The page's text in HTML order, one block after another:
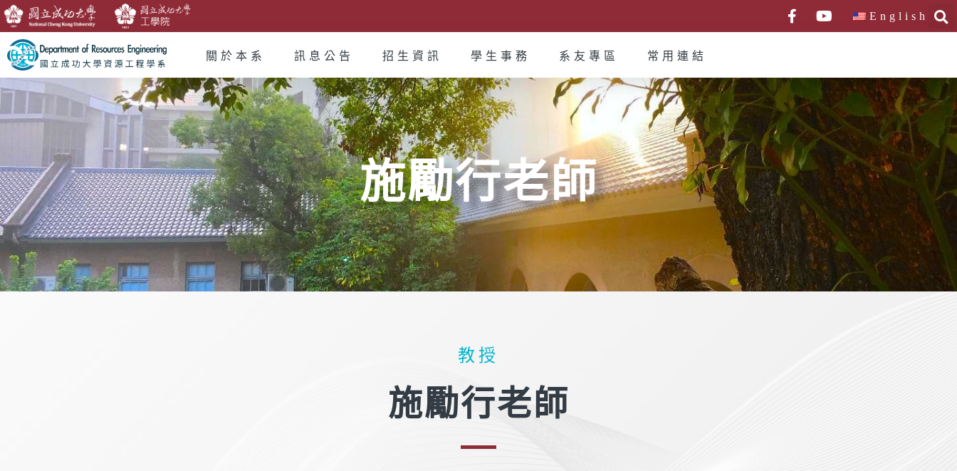
English
關於本系 訊息公告 招生資訊 學生事務 系友專區 常用連結
施勵行老師
教授
施勵行老師